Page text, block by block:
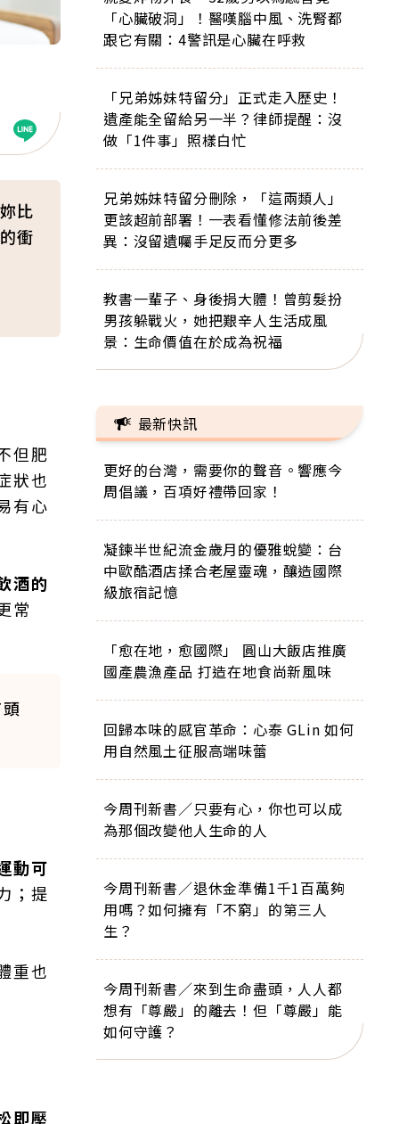
比
衝
但肥
狀也
有心
酒的
常
動可
；提
重也
即壓
「心臟破洞」！醫嘆腦中風、洗腎都
跟它有關：4警訊是心臟在呼救
「兄弟姊妹特留分」正式走入歷史！
遺產能全留給另一半？律師提醒：沒
做「1件事」照樣白忙
兄弟姊妹特留分刪除，「這兩類人」
更該超前部署！一表看懂修法前後差
異：沒留遺囑手足反而分更多
教書一輩子、身後捐大體！曾剪髮扮
男孩躲戰火，她把艱辛人生活成風
景：生命價值在於成為祝福
最新快訊
更好的台灣，需要你的聲音。響應今
周倡議，百項好禮帶回家！
凝鍊半世紀流金歲月的優雅蛻變：台
中歐酷酒店揉合老屋靈魂，釀造國際
級旅宿記憶
「愈在地，愈國際」 圓山大飯店推廣
國產農漁產品 打造在地食尚新風味
回歸本味的感官革命：心泰 GLin 如何
用自然風土征服高端味蕾
今周刊新書／只要有心，你也可以成
為那個改變他人生命的人
今周刊新書／退休金準備1千1百萬夠
用嗎？如何擁有「不窮」的第三人
生？
今周刊新書／來到生命盡頭，人人都
想有「尊嚴」的離去！但「尊嚴」能
如何守護？